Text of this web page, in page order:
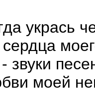
укрась
звуки
моей